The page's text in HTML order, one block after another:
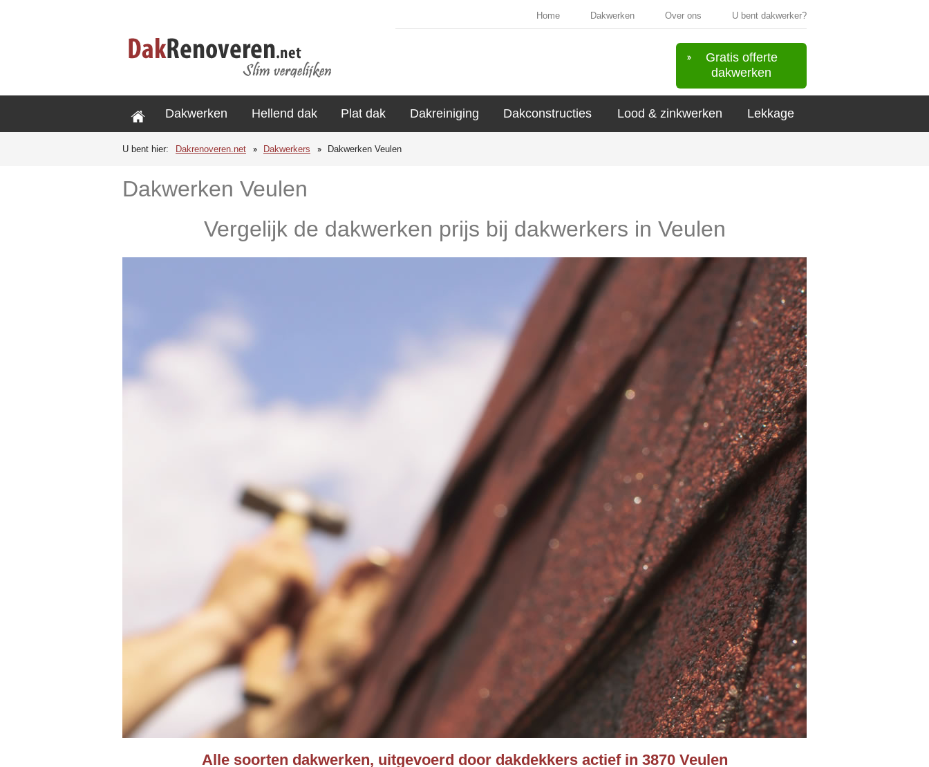
Home Dakwerken Over ons U bent dakwerker?
Gratis offerte
dakwerken
Dakwerken Hellend dak Plat dak Dakreiniging Dakconstructies Lood & zinkwerken Lekkage
U bent hier: Dakrenoveren.net Dakwerkers Dakwerken Veulen
Dakwerken Veulen
Vergelijk de dakwerken prijs bij dakwerkers in Veulen
Alle soorten dakwerken, uitgevoerd door dakdekkers actief in 3870 Veulen